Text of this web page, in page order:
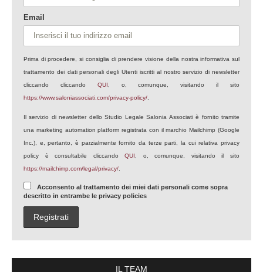
Email
Prima di procedere, si consiglia di prendere visione della nostra informativa sul
trattamento dei dati personali degli Utenti iscritti al nostro servizio di newsletter
cliccando cliccando QUI , o, comunque, visitando il sito
https://www.saloniassociati.com/privacy-policy/
Il servizio di newsletter dello Studio Legale Salonia Associati è fornito tramite
una marketing automation platform registrata con il marchio Mailchimp (Google
Inc.), e, pertanto, è parzialmente fornito da terze parti, la cui relativa privacy
policy è consultabile cliccandoQUI
, o, comunque, visitando il sito
https://mailchimp.com/legal/privacy/
Acconsento al trattamento dei miei dati personali come sopra
descritto in entrambe le privacy policies
IL TEAM